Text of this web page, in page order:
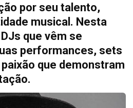
por seu talento,
musical. Nesta
que vêm se
performances, sets
que demonstram